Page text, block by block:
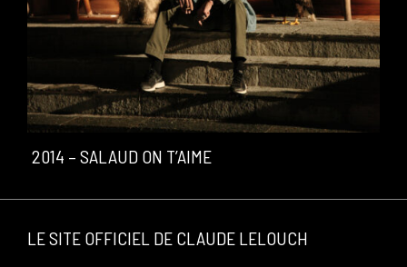
2014 – SALAUD ON T’AIME
LE SITE OFFICIEL DE CLAUDE LELOUCH